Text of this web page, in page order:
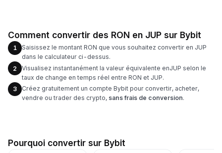
Comment convertir des RON en JUP sur Bybit
1
Saisissez le montant RON que vous souhaitez convertir en JUP
dans le calculateur ci-dessus.
2
Visualisez instantanément la valeur équivalente enJUP selon le
taux de change en temps réel entre RON et JUP.
3
Créez gratuitement un compte Bybit pour convertir, acheter,
vendre ou trader des crypto, sans frais de conversion.
Pourquoi convertir sur Bybit